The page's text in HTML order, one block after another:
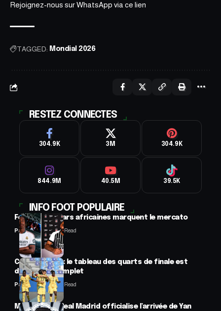
Rejoignez-nous sur WhatsApp via ce lien
TAGGED: Mondial 2026
RESTEZ CONNECTES
304.9K 3M 304.9K
844.9M 40.5M 39.5K
INFO FOOT POPULAIRE
Football : 2 stars africaines marquent le mercato
Panafrofoot2 Min Read
CAN féminine : le tableau des quarts de finale est
désormais complet
Panafrofoot2 Min Read
Mercato : Le Real Madrid officialise l’arrivée de Yan